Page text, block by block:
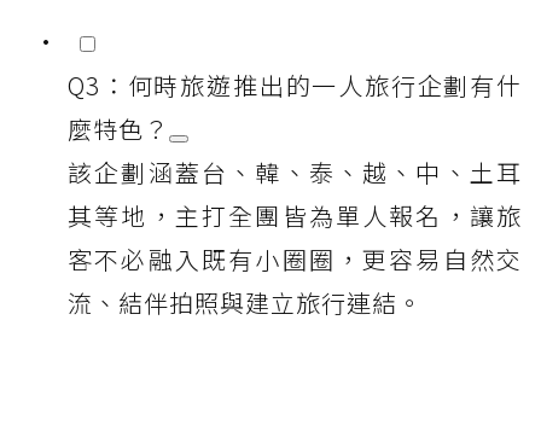
Q3：何時旅遊推出的一人旅行企劃有什
麼特色？
該企劃涵蓋台、韓、泰、越、中、土耳
其等地，主打全團皆為單人報名，讓旅
客不必融入既有小圈圈，更容易自然交
流、結伴拍照與建立旅行連結。